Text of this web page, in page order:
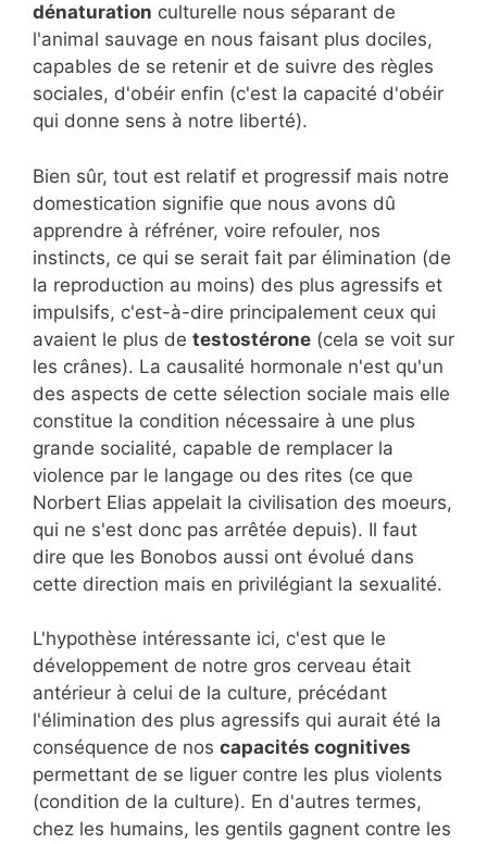
dénaturation culturelle nous séparant de
l'animal sauvage en nous faisant plus dociles,
capables de se retenir et de suivre des règles
sociales, d'obéir enfin (c'est la capacité d'obéir
qui donne sens à notre liberté).
Bien sûr, tout est relatif et progressif mais notre
domestication signifie que nous avons dû
apprendre à réfréner, voire refouler, nos
instincts, ce qui se serait fait par élimination (de
la reproduction au moins) des plus agressifs et
impulsifs, c'est-à-dire principalement ceux qui
avaient le plus de testostérone (cela se voit sur
les crânes). La causalité hormonale n'est qu'un
des aspects de cette sélection sociale mais elle
constitue la condition nécessaire à une plus
grande socialité, capable de remplacer la
violence par le langage ou des rites (ce que
Norbert Elias appelait la civilisation des moeurs,
qui ne s'est donc pas arrêtée depuis). Il faut
dire que les Bonobos aussi ont évolué dans
cette direction mais en privilégiant la sexualité.
L'hypothèse intéressante ici, c'est que le
développement de notre gros cerveau était
antérieur à celui de la culture, précédant
l'élimination des plus agressifs qui aurait été la
conséquence de nos capacités cognitives
permettant de se liguer contre les plus violents
(condition de la culture). En d'autres termes,
chez les humains, les gentils gagnent contre les